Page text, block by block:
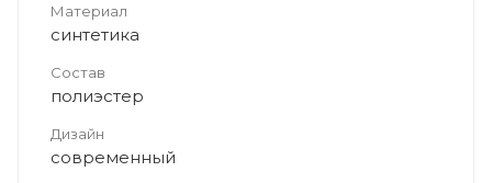
Материал
синтетика
Состав
полиэстер
Дизайн
современный